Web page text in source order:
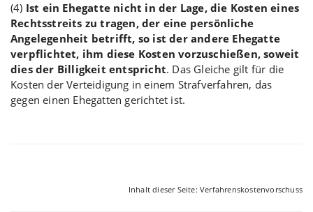
(4) Ist ein Ehegatte nicht in der Lage, die Kosten eines
Rechtsstreits zu tragen, der eine persönliche
Angelegenheit betrifft, so ist der andere Ehegatte
verpflichtet, ihm diese Kosten vorzuschießen, soweit
dies der Billigkeit entspricht. Das Gleiche gilt für die
Kosten der Verteidigung in einem Strafverfahren, das
gegen einen Ehegatten gerichtet ist.
Inhalt dieser Seite: Verfahrenskostenvorschuss